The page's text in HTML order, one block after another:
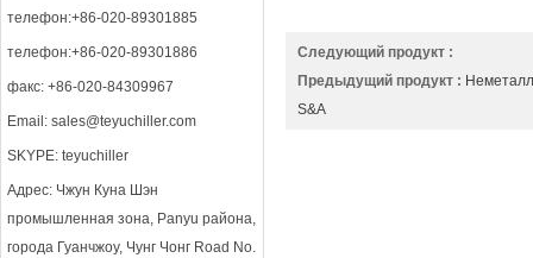
телефон:+86-020-89301885
телефон:+86-020-89301886
факс: +86-020-84309967
Email: sales@teyuchiller.com
SKYPE: teyuchiller
Адрес: Чжун Куна Шэн
промышленная зона, Panyu района,
города Гуанчжоу, Чунг Чонг Road No.
Следующий продукт :
Предыдущий продукт :
S&A